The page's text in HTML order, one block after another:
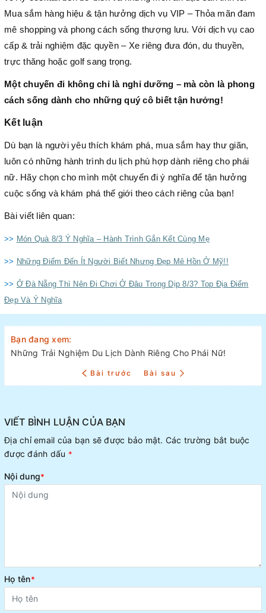
Mua sắm hàng hiệu & tận hưởng dịch vụ VIP – Thỏa mãn đam
mê shopping và phong cách sống thượng lưu. Với dịch vụ cao
cấp & trải nghiệm đặc quyền – Xe riêng đưa đón, du thuyền,
trực thăng hoặc golf sang trọng.
Một chuyến đi không chỉ là nghỉ dưỡng – mà còn là phong
cách sống dành cho những quý cô biết tận hưởng!
Kết luận
Dù bạn là người yêu thích khám phá, mua sắm hay thư giãn,
luôn có những hành trình du lịch phù hợp dành riêng cho phái
nữ. Hãy chọn cho mình một chuyến đi ý nghĩa để tận hưởng
cuộc sống và khám phá thế giới theo cách riêng của bạn!
Bài viết liên quan:
>> Món Quà 8/3 Ý Nghĩa – Hành Trình Gắn Kết Cùng Mẹ
>> Những Điểm Đến Ít Người Biết Nhưng Đẹp Mê Hồn Ở Mỹ!!
>> Ở Đà Nẵng Thì Nên Đi Chơi Ở Đâu Trong Dịp 8/3? Top Địa Điểm
Đẹp Và Ý Nghĩa
Bạn đang xem:
Những Trải Nghiệm Du Lịch Dành Riêng Cho Phái Nữ!
Bài trước Bài sau
VIẾT BÌNH LUẬN CỦA BẠN
Địa chỉ email của bạn sẽ được bảo mật. Các trường bắt buộc
được đánh dấu *
Nội dung*
Họ tên*